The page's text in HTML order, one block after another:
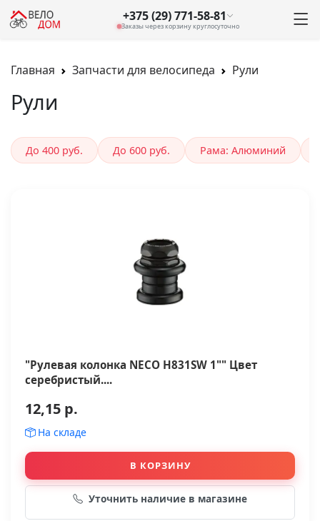
+375 (29) 771-58-81
Заказы через корзину круглосуточно
Главная Запчасти для велосипеда Рули
Рули
До 400 руб. До 600 руб. Рама: Алюминий
"Рулевая колонка NECO H831SW 1"" Цвет
серебристый....
12,15 р.
На складе
В КОРЗИНУ
Уточнить наличие в магазине